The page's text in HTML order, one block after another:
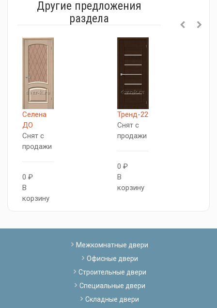
Другие предложения
раздела
Селена
ДО
Снят с
продажи
0 ₽
В
корзину
Тренд-22
Снят с
продажи
0 ₽
В
корзину
Межкомнатные двери
Офисные двери
Строительные двери
Специальные двери
Складные двери